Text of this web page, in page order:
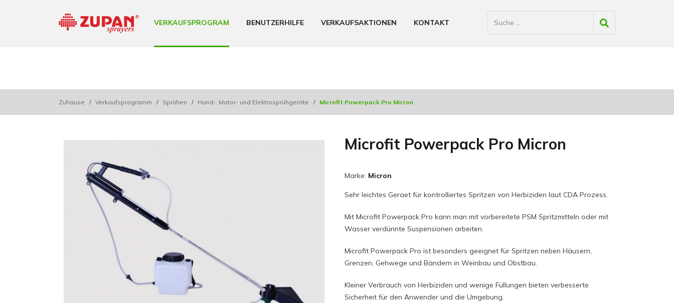
VERKAUFSPROGRAM BENUTZERHILFE VERKAUFSAKTIONEN KONTAKT
Zuhause / Verkaufsprogramm / Sprühen / Hand-, Motor- und Elektrosprühgeräte / Microfit Powerpack Pro Micron
Microfit Powerpack Pro Micron
Marke: Micron
Sehr leichtes Geraet für kontrolliertes Spritzen von Herbiziden laut CDA Prozess.
Mit Microfit Powerpack Pro kann man mit vorbereitete PSM Spritzmitteln oder mit
Wasser verdünnte Suspensionen arbeiten.
Microfit Powerpack Pro ist besonders geeignet für Spritzen neben Häusern,
Grenzen, Gehwege und Bändern in Weinbau und Obstbau.
Kleiner Verbrauch von Herbiziden und wenige Füllungen bieten verbesserte
Sicherheit für den Anwender und die Umgebung.